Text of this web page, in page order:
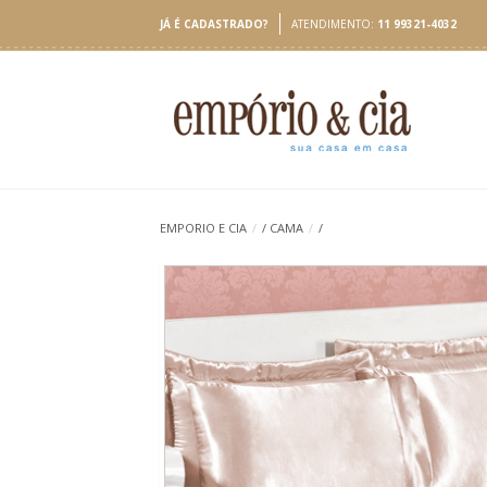
JÁ É CADASTRADO? ATENDIMENTO: 11 99321-4032
EMPORIO E CIA / / CAMA / /